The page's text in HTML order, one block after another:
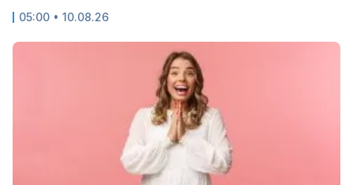
05:00 • 10.08.26